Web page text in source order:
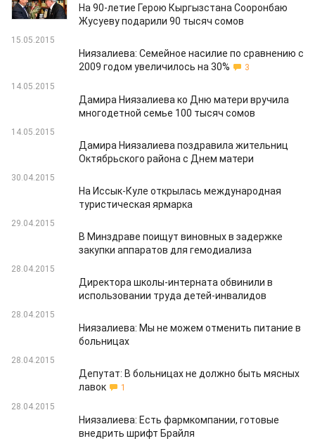
На 90-летие Герою Кыргызстана Сооронбаю
Жусуеву подарили 90 тысяч сомов
15.05.2015
Ниязалиева: Семейное насилие по сравнению с
2009 годом увеличилось на 30%
3
14.05.2015
Дамира Ниязалиева ко Дню матери вручила
многодетной семье 100 тысяч сомов
14.05.2015
Дамира Ниязалиева поздравила жительниц
Октябрьского района с Днем матери
30.04.2015
На Иссык-Куле открылась международная
туристическая ярмарка
29.04.2015
В Минздраве поищут виновных в задержке
закупки аппаратов для гемодиализа
28.04.2015
Директора школы-интерната обвинили в
использовании труда детей-инвалидов
28.04.2015
Ниязалиева: Мы не можем отменить питание в
больницах
28.04.2015
Депутат: В больницах не должно быть мясных
лавок
1
28.04.2015
Ниязалиева: Есть фармкомпании, готовые
внедрить шрифт Брайля